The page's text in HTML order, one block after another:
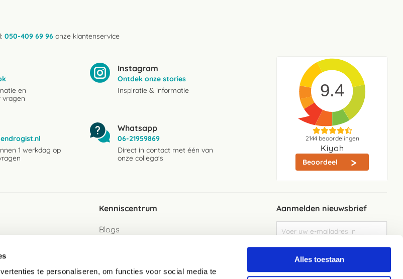
te personaliseren, om functies voor social media te
Alles toestaan
050-409 69 96 onze klantenservice
en
vragen
Instagram
Ontdek onze stories
Inspiratie & informatie
1 werkdag op
Whatsapp
06-21959869
Direct in contact met één van
onze collega's
9.4
2144beoordelingen
Kiyoh
Beoordeel
Kenniscentrum
Blogs
Aanmelden nieuwsbrief
u
op
Elke week de beste acties en het laaste